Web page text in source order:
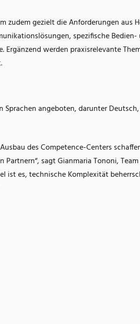
zudem gezielt die Anforderungen aus
spezifische Bedien-
werden praxisrelevante
angeboten, darunter
des Competence-Centers
sagt Gianmaria Tononi,
ist es, technische Komplexität